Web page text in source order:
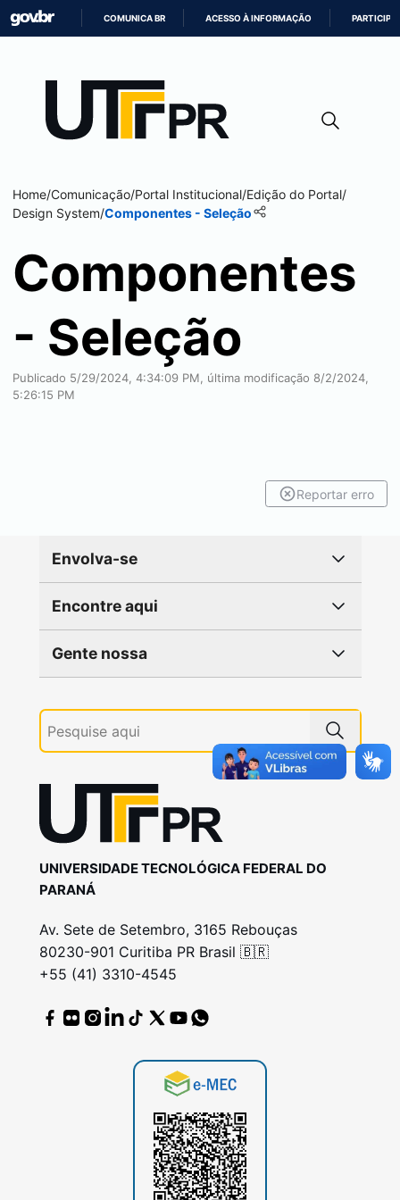
CONTEÚDO
COMUNICA BR ACESSO À INFORMAÇÃO PARTICIPE
Home/Comunicação/Portal Institucional/Edição do Portal/
Design System/Componentes - Seleção
Componentes
- Seleção
Publicado 5/29/2024, 4:34:09 PM, última modificação 8/2/2024,
5:26:15 PM
Reportar erro
Envolva-se
Encontre aqui
Gente nossa
UNIVERSIDADE TECNOLÓGICA FEDERAL DO
PARANÁ
Av. Sete de Setembro, 3165 Rebouças
80230-901 Curitiba PR Brasil 🇧🇷
+55 (41) 3310-4545